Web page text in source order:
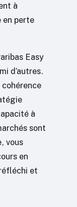
à
en perte
Easy
d’autres.
cohérence
à
sont
vous
en
et